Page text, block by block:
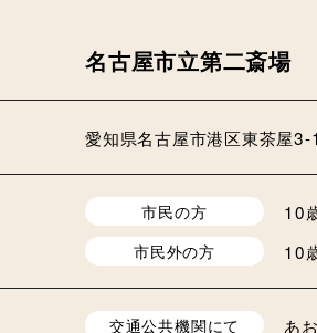
名古屋市立第二斎場
愛知県名古屋市港区東茶屋3-
市民の方 10
市民外の方 10
交通公共機関にて あ